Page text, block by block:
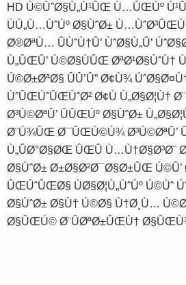
HD Ú©ÙˆØ§Ù„Ù¹ÛŒ Ù…ÛŒÚº
ÙÙ„Ù…ÙˆÚº Ø§ÙˆØ±
Ø®ØªÙ… ÛÙˆÙ†Û’ ÙˆØ§Ù„Û’
Ù„ÛŒÛ’ Ú©Ø§ÙÛŒ ØªØ¹Ø§ÙˆÙ†
Ú©Ø±ØªØ§ ÛÛ’Û” Ø¢Ù¾
ÙˆÛŒÚˆÛŒÙˆØ² Ø¢Ù
Ø³Ú©ØªÛ’ ÛÛŒÚº Ø§ÙˆØ±
Ø¨Ú¾ÛŒ Ø¯ÛŒÚ©Ú¾ Ø³Ú©ØªÛ’
Ù„ÛØ°Ø§ØŒ ÛŒÛ Ù…Ù†Ø§Ø³Ø¨
Ø§ÙˆØ± Ø±Ø§Ø²Ø¯Ø§Ø±ÛŒ
ÛŒÚˆÛŒØ§ ÙØ§Ø¦Ù„ÙˆÚº Ú©Ùˆ
Ø§ÙˆØ± Ø§Ù† Ú©Ø§ Ù†Ø¸Ù…
Ø§ÛŒÚ© Ø¨ÛØªØ±ÛŒÙ† Ø§ÛŒÙ¾